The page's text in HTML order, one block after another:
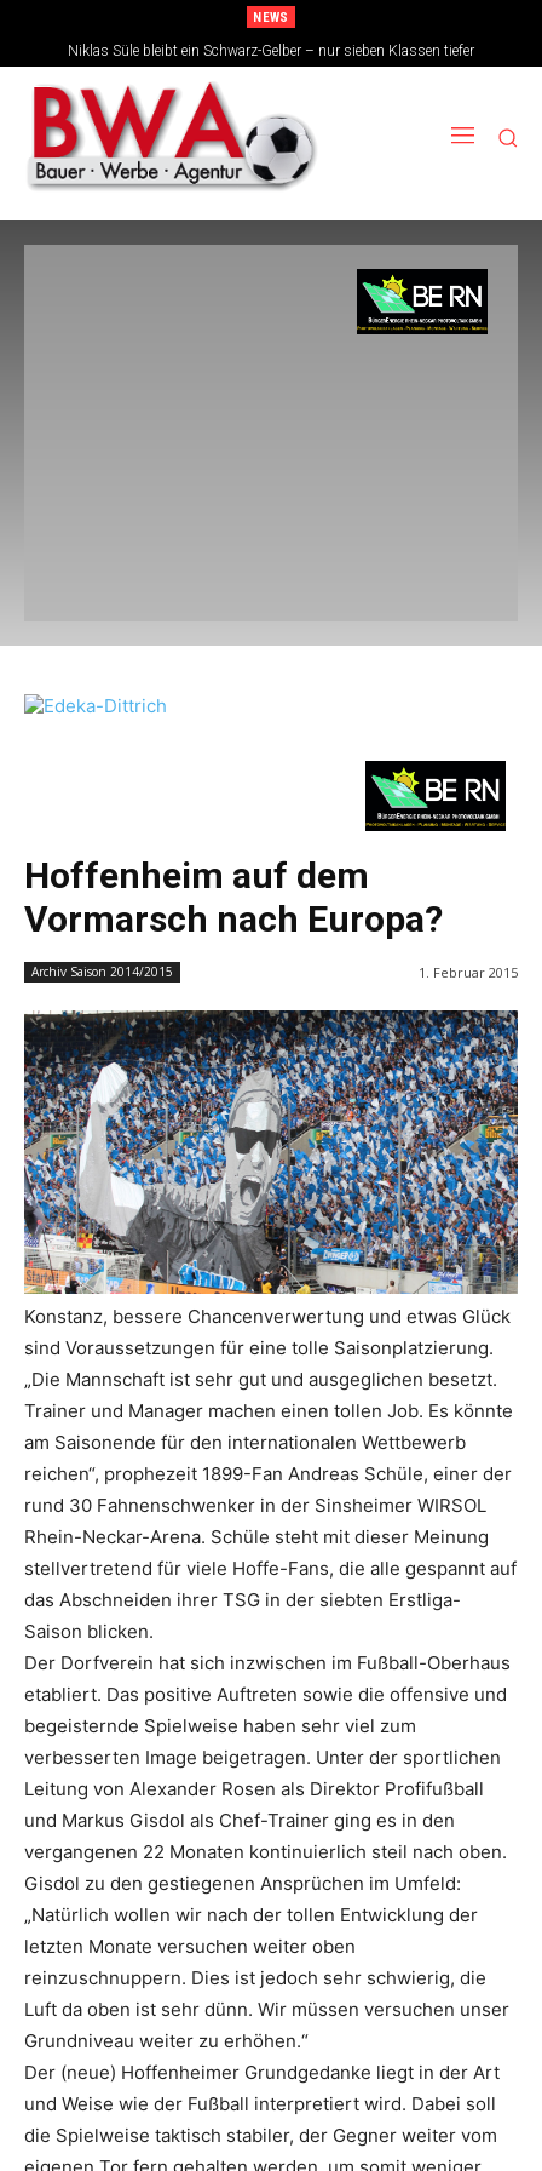
NEWS
Niklas Süle bleibt ein Schwarz-Gelber – nur sieben Klassen tiefer
Hoffenheim auf dem
Vormarsch nach Europa?
Archiv Saison 2014/2015 1. Februar 2015
Konstanz, bessere Chancenverwertung und etwas Glück
sind Voraussetzungen für eine tolle Saisonplatzierung.
„Die Mannschaft ist sehr gut und ausgeglichen besetzt.
Trainer und Manager machen einen tollen Job. Es könnte
am Saisonende für den internationalen Wettbewerb
reichen“, prophezeit 1899-Fan Andreas Schüle, einer der
rund 30 Fahnenschwenker in der Sinsheimer WIRSOL
Rhein-Neckar-Arena. Schüle steht mit dieser Meinung
stellvertretend für viele Hoffe-Fans, die alle gespannt auf
das Abschneiden ihrer TSG in der siebten Erstliga-
Saison blicken.
Der Dorfverein hat sich inzwischen im Fußball-Oberhaus
etabliert. Das positive Auftreten sowie die offensive und
begeisternde Spielweise haben sehr viel zum
verbesserten Image beigetragen. Unter der sportlichen
Leitung von Alexander Rosen als Direktor Profifußball
und Markus Gisdol als Chef-Trainer ging es in den
vergangenen 22 Monaten kontinuierlich steil nach oben.
Gisdol zu den gestiegenen Ansprüchen im Umfeld:
„Natürlich wollen wir nach der tollen Entwicklung der
letzten Monate versuchen weiter oben
reinzuschnuppern. Dies ist jedoch sehr schwierig, die
Luft da oben ist sehr dünn. Wir müssen versuchen unser
Grundniveau weiter zu erhöhen.“
Der (neue) Hoffenheimer Grundgedanke liegt in der Art
und Weise wie der Fußball interpretiert wird. Dabei soll
die Spielweise taktisch stabiler, der Gegner weiter vom